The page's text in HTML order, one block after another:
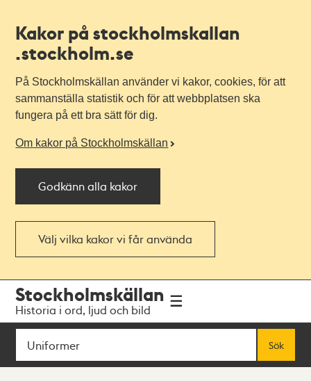
Kakor på stockholmskallan
.stockholm.se
På Stockholmskällan använder vi kakor, cookies, för att
sammanställa statistik och för att webbplatsen ska
fungera på ett bra sätt för dig.
Om kakor på Stockholmskällan
Godkänn alla kakor
Välj vilka kakor vi får använda
navigationen
huvudinnehållet
Stockholmskällan
Historia i ord, ljud och bild
Sök
Sök